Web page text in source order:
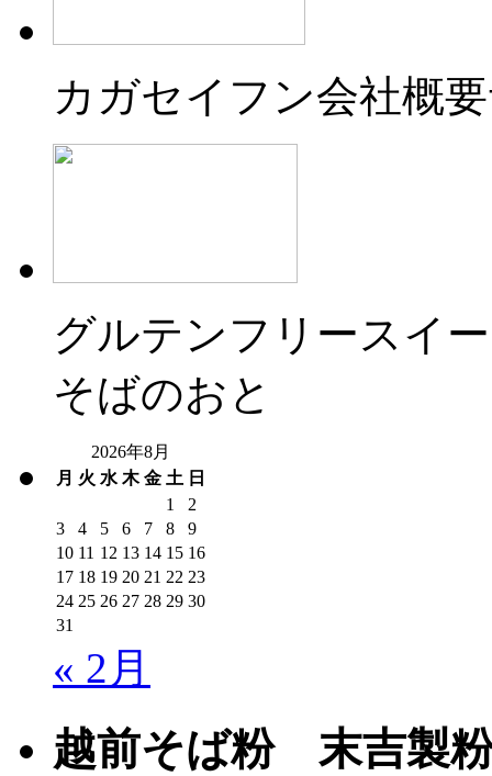
カガセイフン会社概
グルテンフリースイ
そばのおと
2026年8月
月 火 水 木 金 土 日
1
2
3
4 5 6 7 8
9
10 11 12 13 14 15 16
17 18 19 20 21 22 23
24 25 26 27 28 29 30
31
« 2月
越前そば粉 末吉製